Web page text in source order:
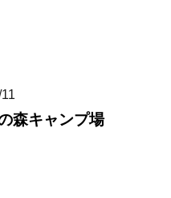
森キャンプ場